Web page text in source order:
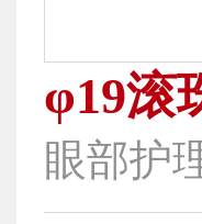
φ19滚
眼部护